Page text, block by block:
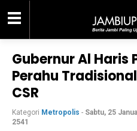
Gubernur Al Haris
Perahu
CSR
Kategori Metropolis - Sabtu, 25
2541